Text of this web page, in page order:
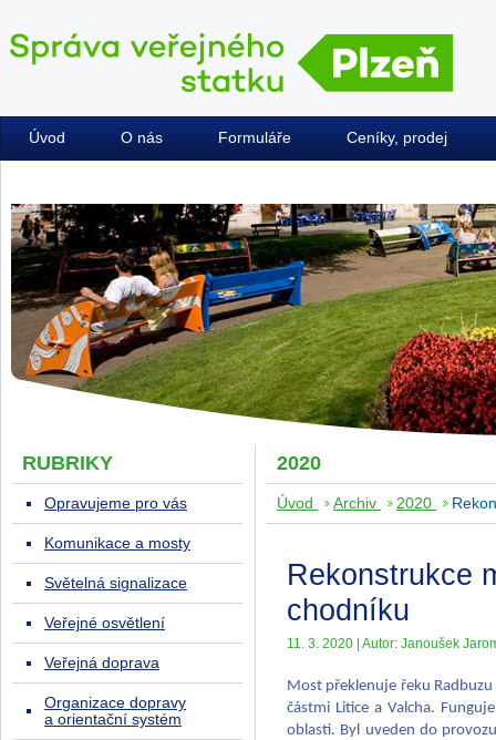
Úvod O nás Formuláře Ceníky, prodej
2020
Úvod Archiv 2020
Rekonstrukce
chodníku
11. 3. 2020 | Autor: Janoušek
Most překlenuje řeku
částmi Litice a Valcha.
oblasti. Byl uveden do
RUBRIKY
Opravujeme pro vás
Komunikace a mosty
Světelná signalizace
Veřejné osvětlení
Veřejná doprava
Organizace dopravy
a orientační systém